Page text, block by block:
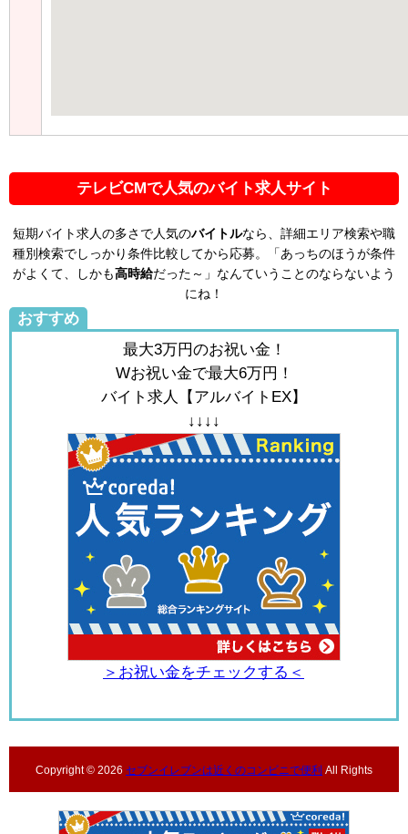
テレビCMで人気のバイト求人サイト
短期バイト求人の多さで人気のバイトルなら、詳細エリア検索や職
種別検索でしっかり条件比較してから応募。「あっちのほうが条件
がよくて、しかも高時給だった～」なんていうことのならないよう
にね！
おすすめ
最大3万円のお祝い金！
Wお祝い金で最大6万円！
バイト求人【アルバイトEX】
↓↓↓↓
＞お祝い金をチェックする＜
Copyright © 2026 セブンイレブンは近くのコンビニで便利 All Rights
Reserved.